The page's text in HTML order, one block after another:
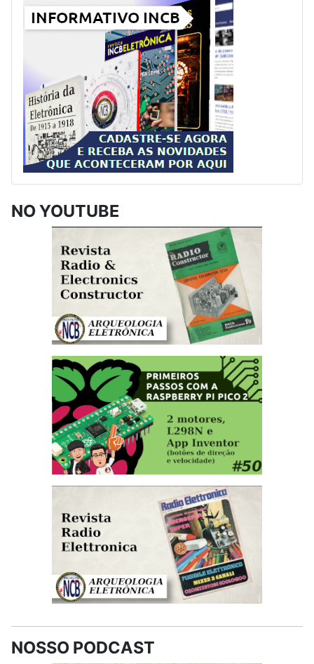
NO YOUTUBE
NOSSO PODCAST